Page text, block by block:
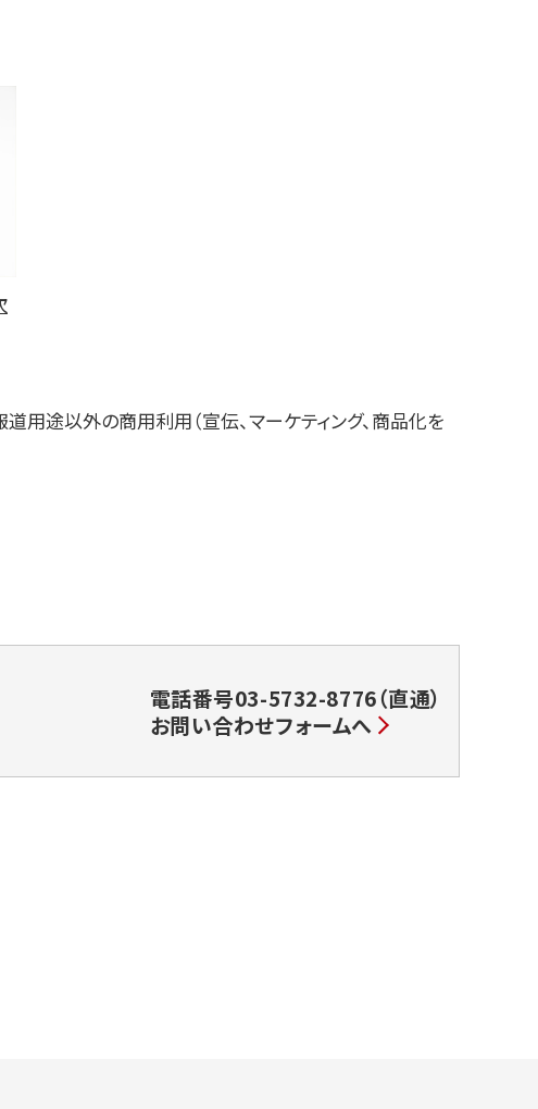
用途以外の商用利用（宣伝、マーケティング、商品化を
電話番号03-5732-8776（直通）
お問い合わせフォームへ